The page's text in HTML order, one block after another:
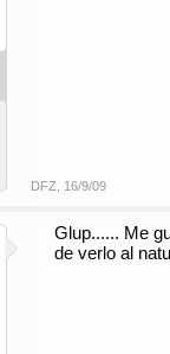
DFZ 16/9/09
Glup...... Me
de verlo al